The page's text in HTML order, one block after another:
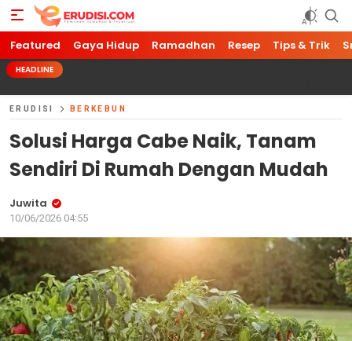
Featured Gaya Hidup Ramadhan Resep Tips & Trik
HEADLINE
ERUDISI BERKEBUN
Solusi Harga Cabe Naik, Tanam
Sendiri Di Rumah Dengan Mudah
Juwita
10/06/2026 04:55